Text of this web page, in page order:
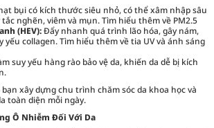
bụi có kích thước siêu nhỏ, có thể xâm nhập sâu
nghẽn, viêm và mụn. Tìm hiểu thêm về PM2.5
(HEV):Đẩy nhanh quá trình lão hóa, gây nám,
yếu collagen. Tìm hiểu thêm về tia UV và ánh sáng
suy yếu hàng rào bảo vệ da, khiến da dễ bị kích
xây dựng chu trình chăm sóc da khoa học và
toàn diện mỗi ngày.
Ô Nhiễm Đối Với Da